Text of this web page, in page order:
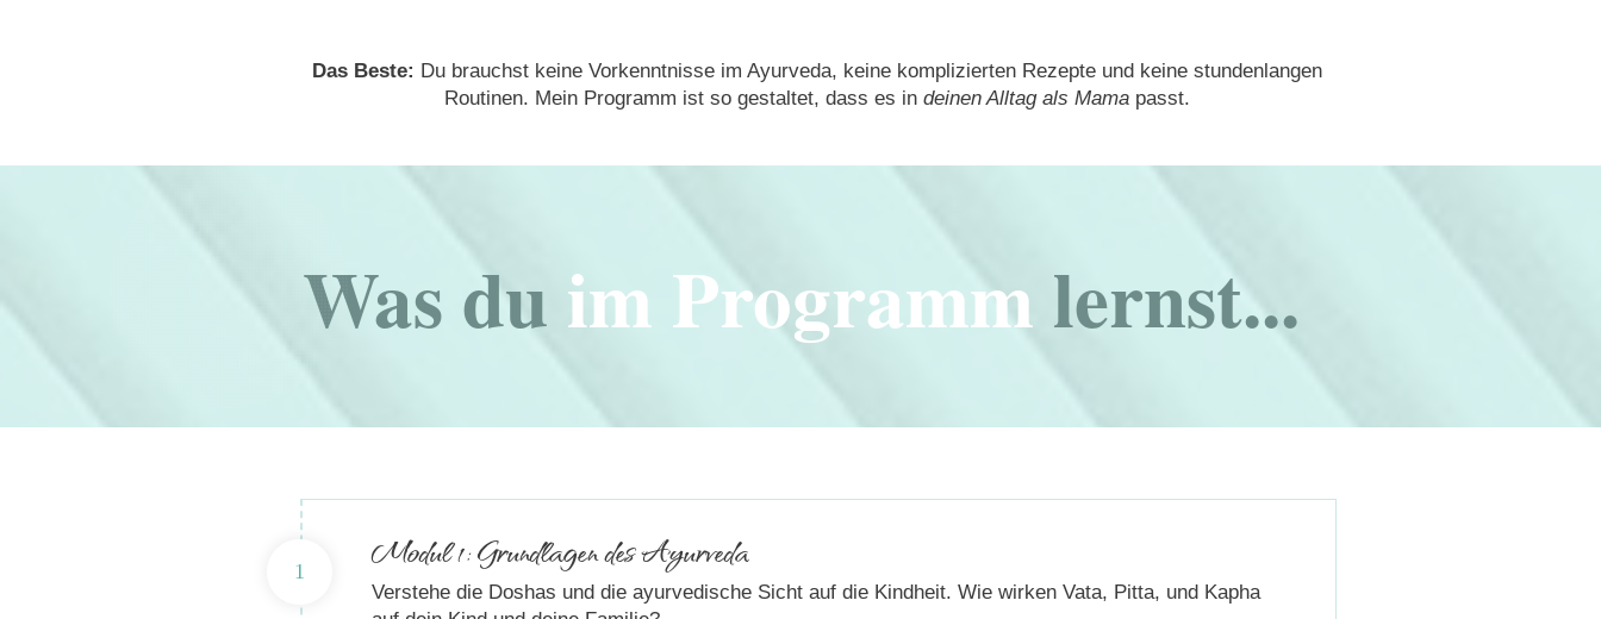
Das Beste: Du brauchst keine Vorkenntnisse im Ayurveda, keine komplizierten Rezepte und keine stundenlangen
Routinen. Mein Programm ist so gestaltet, dass es in deinen Alltag als Mama passt.
Was duim Programmlernst...
1 Modul 1: Grundlagen des Ayurveda
Verstehe die Doshas und die ayurvedische Sicht auf die Kindheit. Wie wirken Vata, Pitta, und Kapha